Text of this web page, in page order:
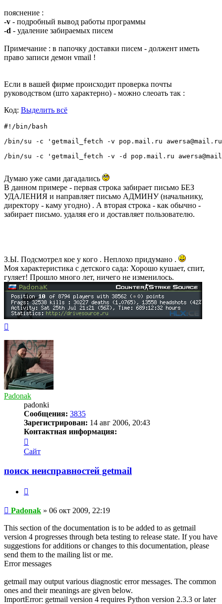
пояснение :
-v - подробный вывод работы программы
-d - удаление забираемых писем
Примечание : в папочку доставки писем - должент иметь
право записи демон vmail !
Если в вашей фирме происходит проверка почты
руководством (што характерно) - можно слеоать так :
Код: Выделить всё
#!/bin/bash
/bin/su -c 'getmail_fetch -v pop.mail.ru awersa@mail.ru
/bin/su -c 'getmail_fetch -v -d pop.mail.ru
Думаю уже сами дагадались
В данном примере - первая строка забирает письмо БЕЗ
УДАЛЕНИЯ и направляет письмо АДМИНУ (начальнику,
директору - каму угодно) . А вторая строка - как обычно -
забирает письмо. удаляя его и доставляет пользователю.
З.Ы. Подсмотрел кое у кого . Неплохо придумано .
Моя характеристика с детского сада: Хорошо кушает, спит,
гуляет! Прошло много лет, ничего не изменилось.
началу
Padonak
padonki
Сообщения: 3835
Зарегистрирован: 14 авг 2006, 20:43
Контактная информация:
информация
пользователя
Сайт
поиск неисправностей getmail
Сообщение
Padonak » 06 окт 2009, 22:19
This section of the documentation is to be added to as getmail
version 4 progresses through beta testing to release state. If you have
suggestions for additions or changes to this documentation, please
send them to the mailing list or me.
Error messages
getmail may output various diagnostic error messages. The common
ones and their meanings are given below.
ImportError: getmail version 4 requires Python version 2.3.3 or later